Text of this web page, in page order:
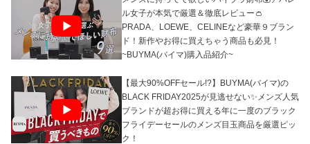
ル女子が本気で厳選＆徹底レビュー👛
PRADA、LOEWE、CELINEなど豪華９ブラン
ド！新作やお得に買えちゃう商品も必見！
~BUYMA(バイマ)購入品紹介~
【最大90%OFFセール!?】BUYMA(バイマ)の
BLACK FRIDAY2025が見逃せない✨メンズ人気
ブランドが超お得に買える年に一度のブラック
フライデーセールのメンズ目玉商品を厳選ピッ
ク！